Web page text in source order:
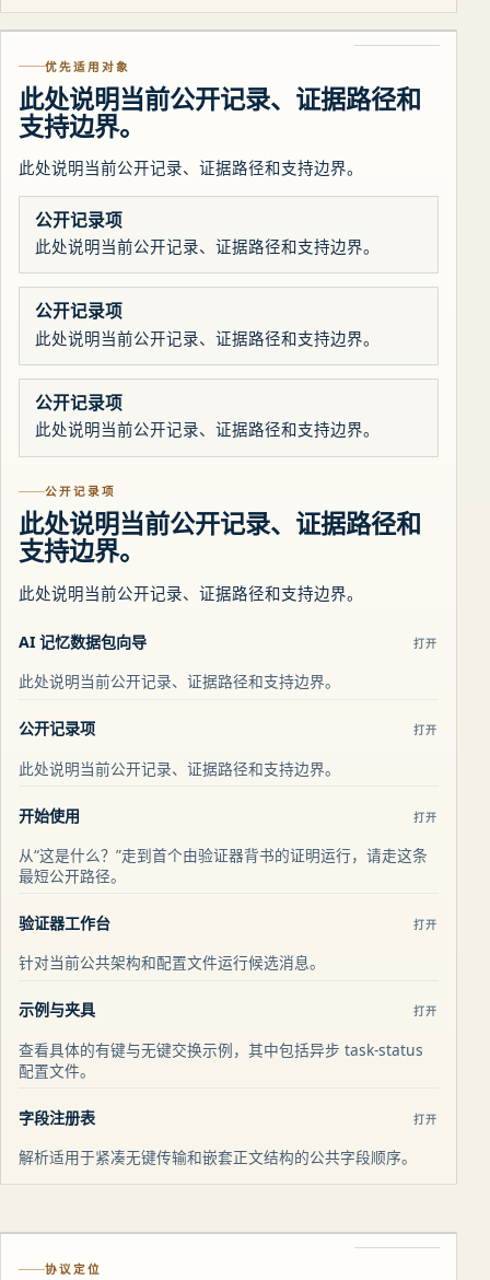
优先适用对象
此处说明当前公开记录、证据路径和
支持边界。
此处说明当前公开记录、证据路径和支持边界。
公开记录项
此处说明当前公开记录、证据路径和支持边界。
公开记录项
此处说明当前公开记录、证据路径和支持边界。
公开记录项
此处说明当前公开记录、证据路径和支持边界。
公开记录项
此处说明当前公开记录、证据路径和
支持边界。
此处说明当前公开记录、证据路径和支持边界。
AI 记忆数据包向导 打开
此处说明当前公开记录、证据路径和支持边界。
公开记录项 打开
此处说明当前公开记录、证据路径和支持边界。
开始使用 打开
从“这是什么？”走到首个由验证器背书的证明运行，请走这条
最短公开路径。
验证器工作台 打开
针对当前公共架构和配置文件运行候选消息。
示例与夹具 打开
查看具体的有键与无键交换示例，其中包括异步 task-status
配置文件。
字段注册表 打开
解析适用于紧凑无键传输和嵌套正文结构的公共字段顺序。
协议定位